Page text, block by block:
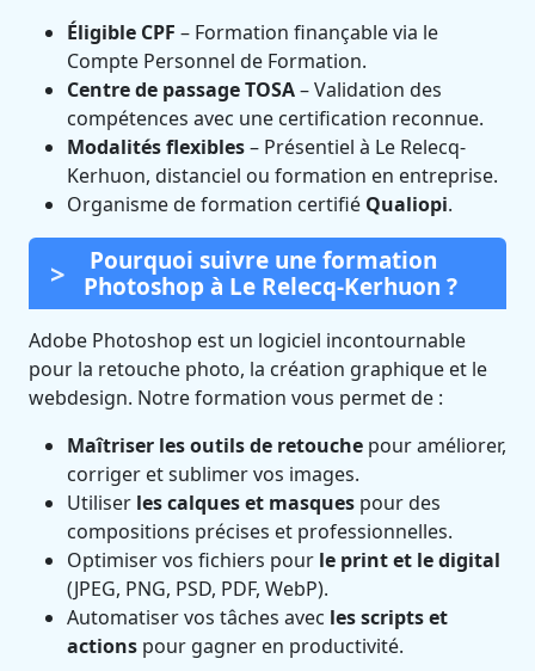
Éligible CPF – Formation finançable via le
Compte Personnel de Formation.
Centre de passage TOSA– Validation des
compétences avec une certification reconnue.
Modalités flexibles– Présentiel à Le Relecq-
Kerhuon, distanciel ou formation en entreprise.
Organisme de formation certifié Qualiopi.
Pourquoi suivre une formation
Photoshop à Le Relecq-Kerhuon ?
Adobe Photoshop est un logiciel incontournable
pour la retouche photo, la création graphique et le
webdesign. Notre formation vous permet de :
Maîtriser les outils de retouche pour améliorer,
corriger et sublimer vos images.
Utiliser les calques et masques pour des
compositions précises et professionnelles.
Optimiser vos fichiers pour le print et le digital
(JPEG, PNG, PSD, PDF, WebP).
Automatiser vos tâches avec les scripts et
actions pour gagner en productivité.